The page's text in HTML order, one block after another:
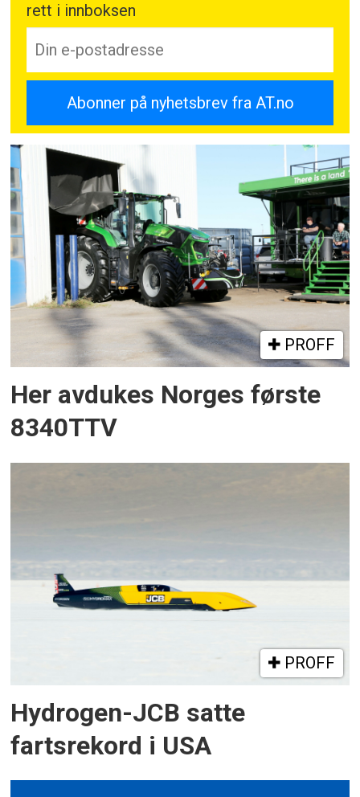
rett i innboksen
PROFF
Her avdukes Norges første
8340TTV
PROFF
Hydrogen-JCB satte
fartsrekord i USA